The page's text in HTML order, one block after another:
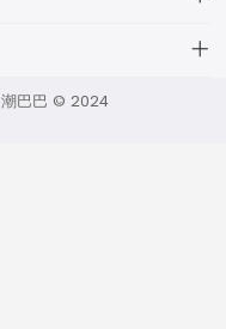
潮巴巴 © 2024